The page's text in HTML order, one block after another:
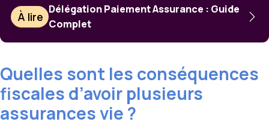
À lire
Délégation Paiement Assurance : Guide
Complet
Quelles sont les conséquences
fiscales d’avoir plusieurs
assurances vie ?